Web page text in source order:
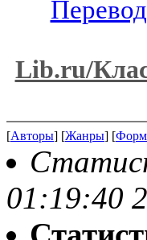
Lib.ru/
[Авторы] [Жанры] [
01:19:40